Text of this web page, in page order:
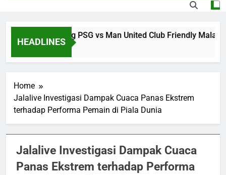
HEADLINES
Nikmati Streaming PSG vs Man United Club Friendly
7 Hours Ago
Home
Jalalive Investigasi Dampak Cuaca Panas Ekstrem
terhadap Performa Pemain di Piala Dunia
Jalalive Investigasi Dampak Cuaca
Panas Ekstrem terhadap Performa